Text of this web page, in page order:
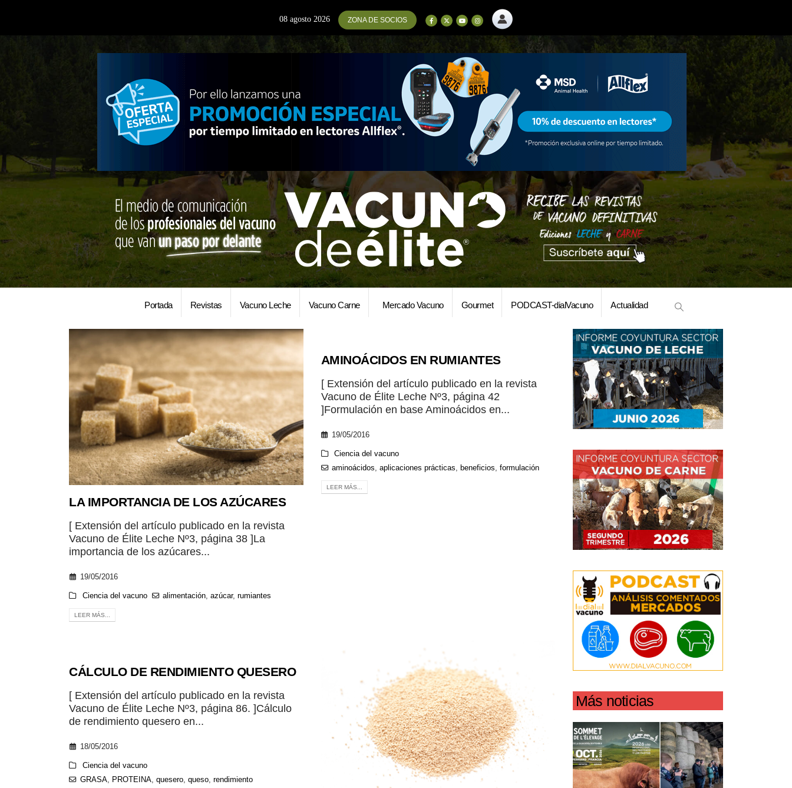
08 agosto 2026 ZONA DE SOCIOS
Portada Revistas Vacuno Leche Vacuno Carne Mercado Vacuno Gourmet PODCAST-dialVacuno Actualidad
LA IMPORTANCIA DE LOS AZÚCARES
[ Extensión del artículo publicado en la revista
Vacuno de Élite Leche Nº3, página 38 ]La
importancia de los azúcares...
19/05/2016
Ciencia del vacuno alimentación,azúcar,rumiantes
LEER MÁS...
AMINOÁCIDOS EN RUMIANTES
[ Extensión del artículo publicado en la revista
Vacuno de Élite Leche Nº3, página 42
]Formulación en base Aminoácidos en...
19/05/2016
Ciencia del vacuno
aminoácidos,aplicaciones prácticas, beneficios,formulación
LEER MÁS...
CÁLCULO DE RENDIMIENTO QUESERO
[ Extensión del artículo publicado en la revista
Vacuno de Élite Leche Nº3, página 86. ]Cálculo
de rendimiento quesero en...
18/05/2016
Ciencia del vacuno
GRASA, PROTEINA, quesero, queso, rendimiento
Más noticias